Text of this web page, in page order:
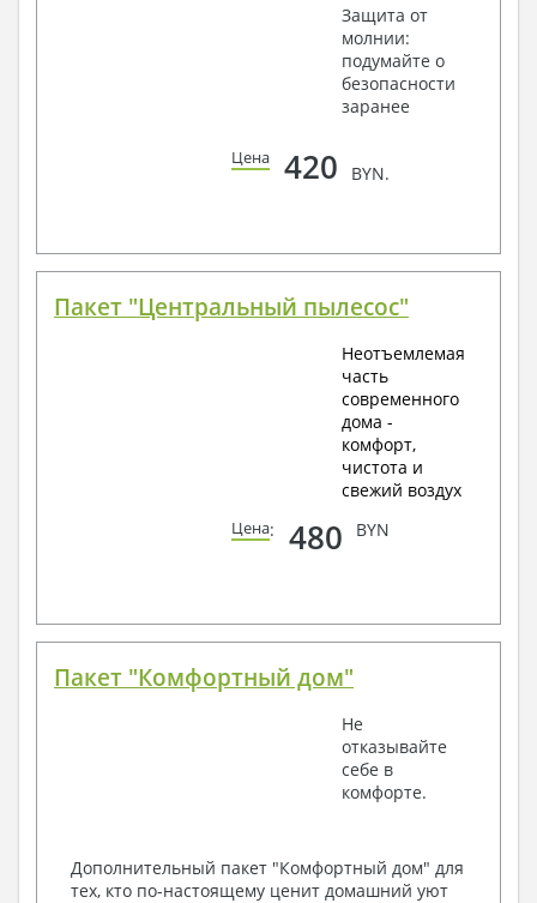
Защита от
молнии:
подумайте о
безопасности
заранее
Цена 420 BYN.
Пакет "Центральный пылесос"
Неотъемлемая
часть
современного
дома -
комфорт,
чистота и
свежий воздух
Цена: 480 BYN
Пакет "Комфортный дом"
Не
отказывайте
себе в
комфорте.
Дополнительный пакет "Комфортный дом" для
тех, кто по-настоящему ценит домашний уют